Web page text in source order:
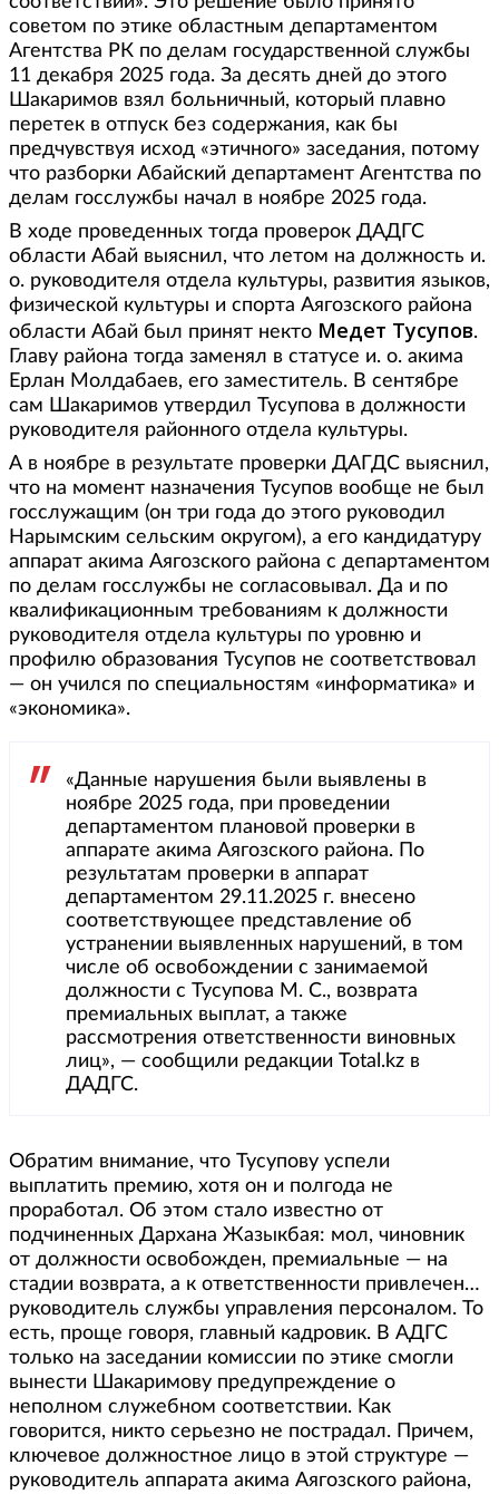
советом по этике областным департаментом
Агентства РК по делам государственной службы
11 декабря 2025 года. За десять дней до этого
Шакаримов взял больничный, который плавно
перетек в отпуск без содержания, как бы
предчувствуя исход «этичного» заседания, потому
что разборки Абайский департамент Агентства по
делам госслужбы начал в ноябре 2025 года.
В ходе проведенных тогда проверок ДАДГС
области Абай выяснил, что летом на должность и.
о. руководителя отдела культуры, развития языков,
физической культуры и спорта Аягозского района
области Абай был принят некто Медет Тусупов.
Главу района тогда заменял в статусе и. о. акима
Ерлан Молдабаев, его заместитель. В сентябре
сам Шакаримов утвердил Тусупова в должности
руководителя районного отдела культуры.
А в ноябре в результате проверки ДАГДС выяснил,
что на момент назначения Тусупов вообще не был
госслужащим (он три года до этого руководил
Нарымским сельским округом), а его кандидатуру
аппарат акима Аягозского района с департаментом
по делам госслужбы не согласовывал. Да и по
квалификационным требованиям к должности
руководителя отдела культуры по уровню и
профилю образования Тусупов не соответствовал
— он учился по специальностям «информатика» и
«экономика».
«Данные нарушения были выявлены в
ноябре 2025 года, при проведении
департаментом плановой проверки в
аппарате акима Аягозского района. По
результатам проверки в аппарат
департаментом 29.11.2025 г. внесено
соответствующее представление об
устранении выявленных нарушений, в том
числе об освобождении с занимаемой
должности с Тусупова М. С., возврата
премиальных выплат, а также
рассмотрения ответственности виновных
лиц», — сообщили редакции Total.kz в
ДАДГС.
Обратим внимание, что Тусупову успели
выплатить премию, хотя он и полгода не
проработал. Об этом стало известно от
подчиненных Дархана Жазыкбая: мол, чиновник
от должности освобожден, премиальные — на
стадии возврата, а к ответственности привлечен…
руководитель службы управления персоналом. То
есть, проще говоря, главный кадровик. В АДГС
только на заседании комиссии по этике смогли
вынести Шакаримову предупреждение о
неполном служебном соответствии. Как
говорится, никто серьезно не пострадал. Причем,
ключевое должностное лицо в этой структуре —
руководитель аппарата акима Аягозского района,